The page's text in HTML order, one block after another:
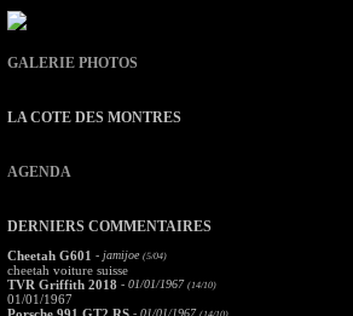
GALERIE PHOTOS
LA COTE DES MONTRES
AGENDA
DERNIERS COMMENTAIRES
Cheetah G601 - jamijoe (5/04)
cheetah voiture suisse
TVR Griffith 2018 - 01/01/1967 (14/10)
01/01/1967
- 01/01/1967